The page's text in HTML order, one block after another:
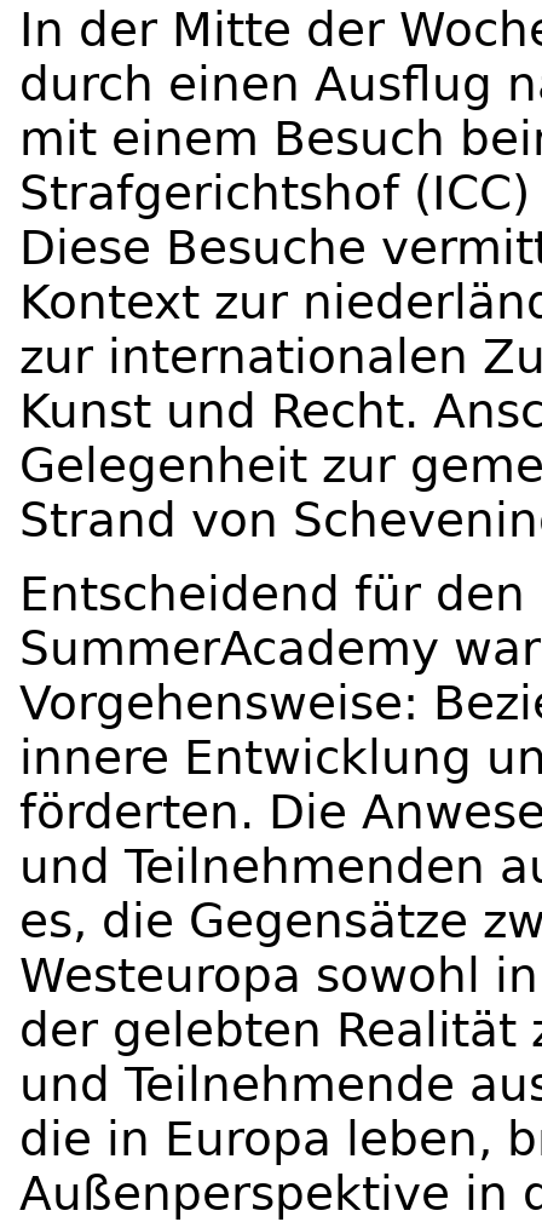
In der Mitte der
durch einen Ausflug
mit einem Besuch
Strafgerichtshof
Diese Besuche
Kontext zur
zur internationalen
Kunst und Recht.
Gelegenheit zur
Strand von
Entscheidend für
SummerAcademy
Vorgehensweise:
innere Entwicklung
förderten. Die
und Teilnehmenden
es, die Gegensätze
Westeuropa sowohl
der gelebten Realität
und Teilnehmende
die in Europa leben,
Außenperspektive in